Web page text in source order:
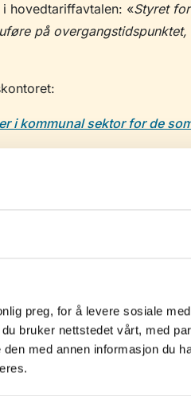
preg, for å levere sosiale
bruker nettstedet vårt, med
med annen informasjon du
hovedtariffavtalen: «Styret
på
i kommunal sektor for de
sektor – Erfaringer
– Tilleggsoppdrag